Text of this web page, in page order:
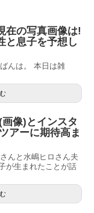
在の写真画像は!
と息子を予想し
んは。 本日は雑
像)とインスタ
アーに期待高ま
んと水嶋ヒロさん夫
が生まれたことが話